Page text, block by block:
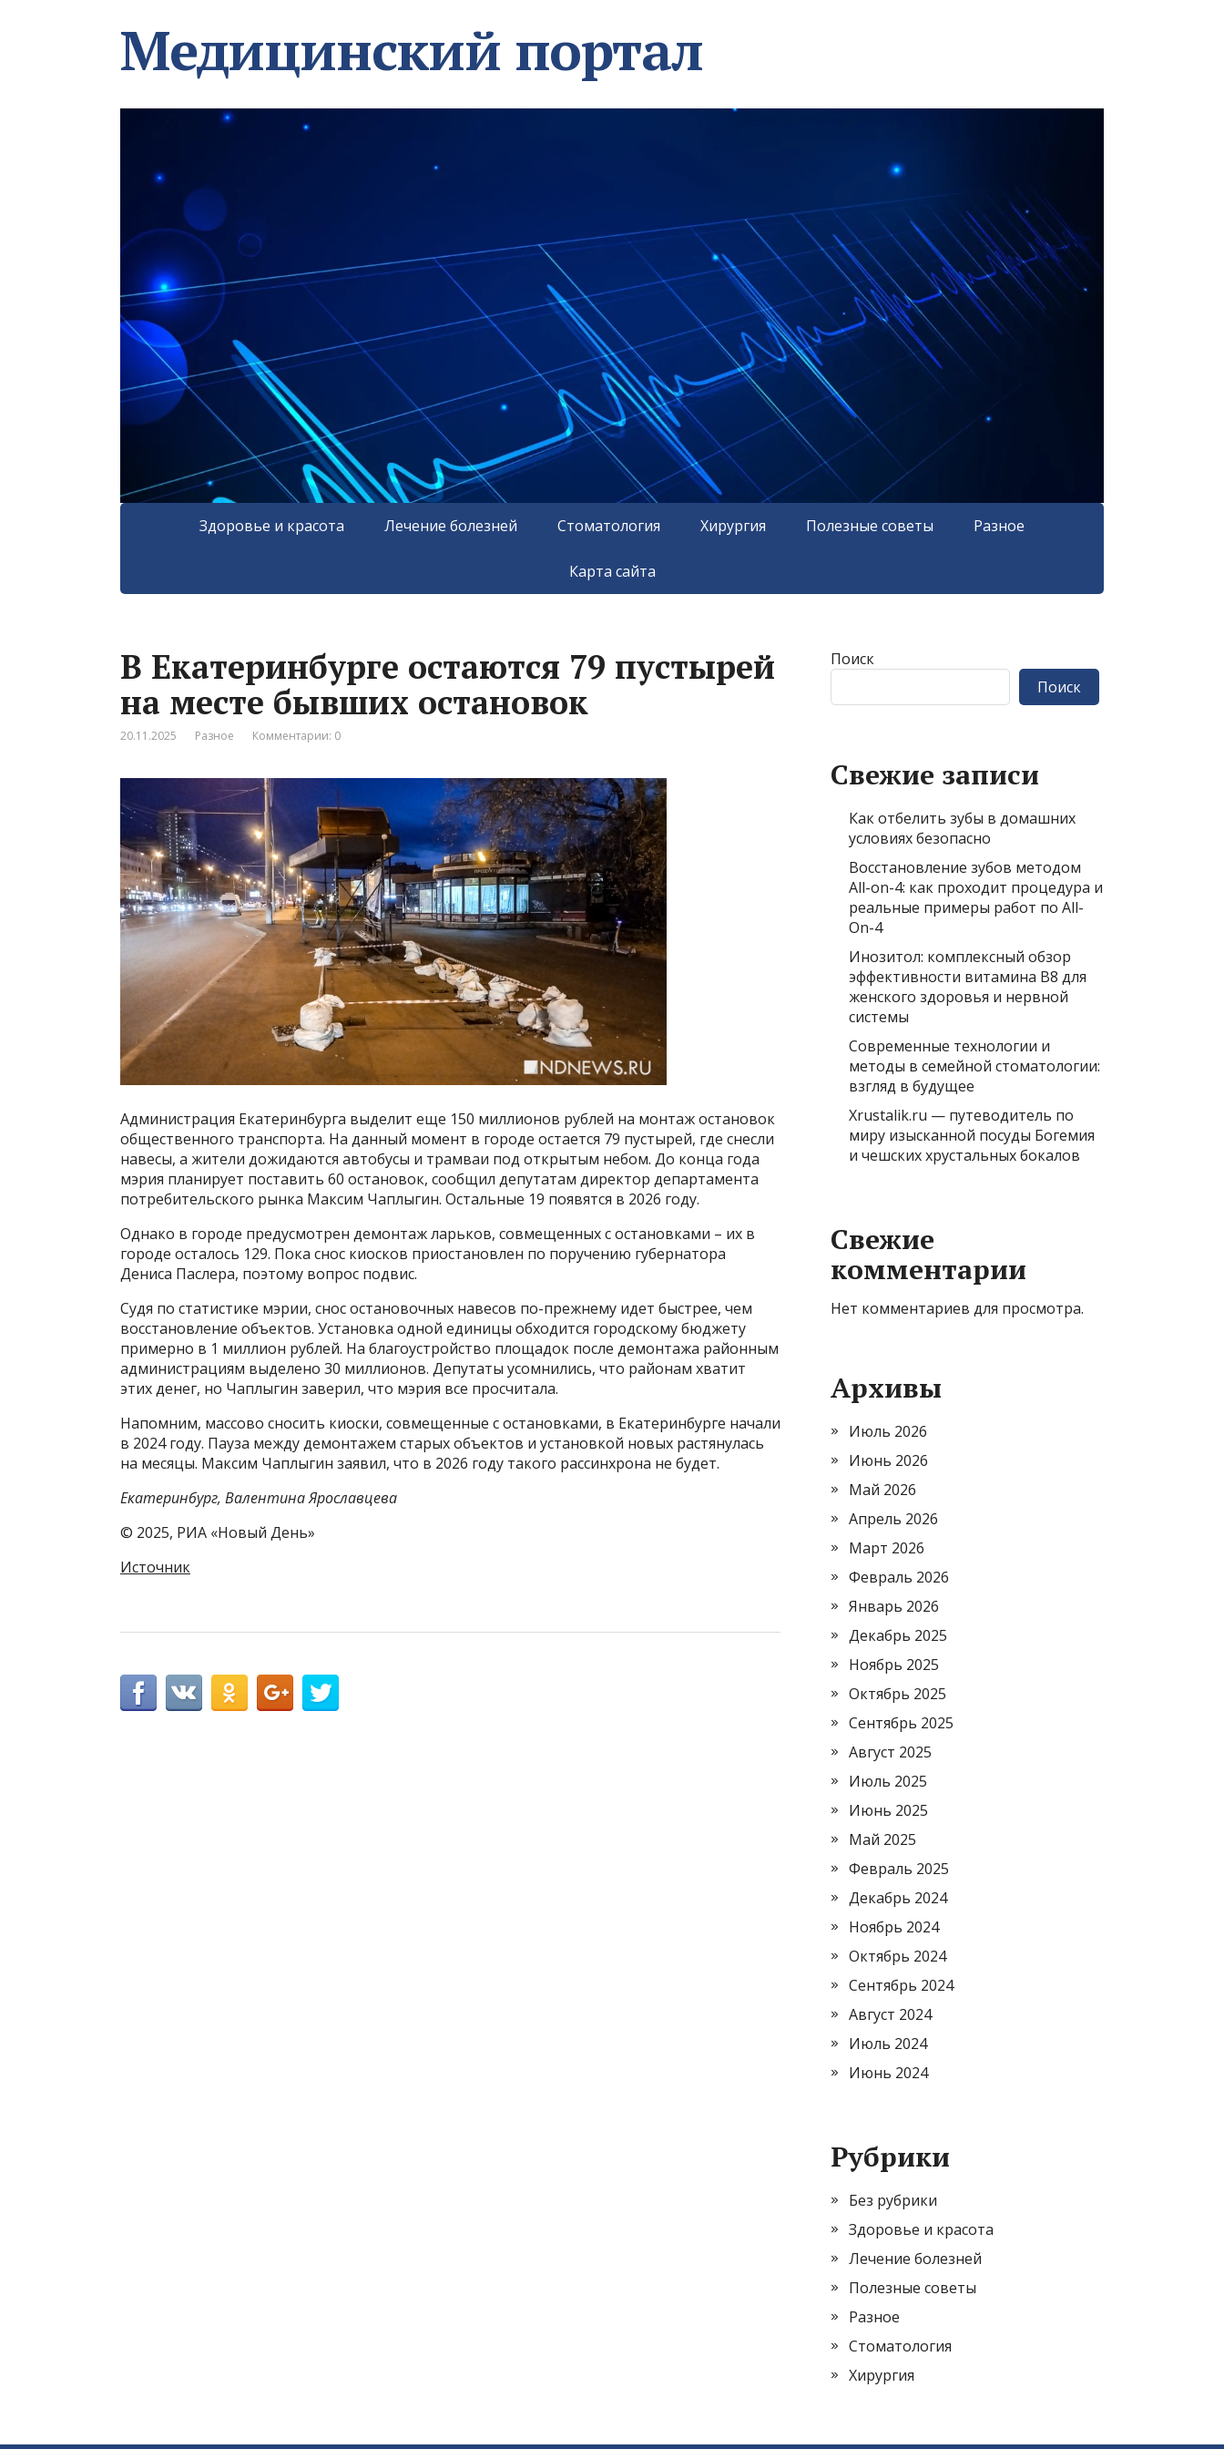
Медицинский портал
Здоровье и красота Лечение болезней Стоматология Хирургия Полезные советы Разное
Карта сайта
В Екатеринбурге остаются 79 пустырей
на месте бывших остановок
20.11.2025 Разное Комментарии: 0
Администрация Екатеринбурга выделит еще 150 миллионов рублей на монтаж остановок
общественного транспорта. На данный момент в городе остается 79 пустырей, где снесли
навесы, а жители дожидаются автобусы и трамваи под открытым небом. До конца года
мэрия планирует поставить 60 остановок, сообщил депутатам директор департамента
потребительского рынка Максим Чаплыгин. Остальные 19 появятся в 2026 году.
Однако в городе предусмотрен демонтаж ларьков, совмещенных с остановками – их в
городе осталось 129. Пока снос киосков приостановлен по поручению губернатора
Дениса Паслера, поэтому вопрос подвис.
Судя по статистике мэрии, снос остановочных навесов по-прежнему идет быстрее, чем
восстановление объектов. Установка одной единицы обходится городскому бюджету
примерно в 1 миллион рублей. На благоустройство площадок после демонтажа районным
администрациям выделено 30 миллионов. Депутаты усомнились, что районам хватит
этих денег, но Чаплыгин заверил, что мэрия все просчитала.
Напомним, массово сносить киоски, совмещенные с остановками, в Екатеринбурге начали
в 2024 году. Пауза между демонтажем старых объектов и установкой новых растянулась
на месяцы. Максим Чаплыгин заявил, что в 2026 году такого рассинхрона не будет.
Екатеринбург, Валентина Ярославцева
© 2025, РИА «Новый День»
Источник
Поиск
Поиск
Свежие записи
Как отбелить зубы в домашних
условиях безопасно
Восстановление зубов методом
All-on-4: как проходит процедура и
реальные примеры работ по All-
On-4
Инозитол: комплексный обзор
эффективности витамина B8 для
женского здоровья и нервной
системы
Современные технологии и
методы в семейной стоматологии:
взгляд в будущее
Xrustalik.ru — путеводитель по
миру изысканной посуды Богемия
и чешских хрустальных бокалов
Свежие
комментарии
Нет комментариев для просмотра.
Архивы
Июль 2026
Июнь 2026
Май 2026
Апрель 2026
Март 2026
Февраль 2026
Январь 2026
Декабрь 2025
Ноябрь 2025
Октябрь 2025
Сентябрь 2025
Август 2025
Июль 2025
Июнь 2025
Май 2025
Февраль 2025
Декабрь 2024
Ноябрь 2024
Октябрь 2024
Сентябрь 2024
Август 2024
Июль 2024
Июнь 2024
Рубрики
Без рубрики
Здоровье и красота
Лечение болезней
Полезные советы
Разное
Стоматология
Хирургия